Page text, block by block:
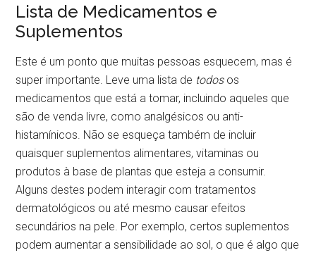
Lista de Medicamentos e
Suplementos
Este é um ponto que muitas pessoas esquecem, mas é
super importante. Leve uma lista de todosos
medicamentos que está a tomar, incluindo aqueles que
são de venda livre, como analgésicos ou anti-
histamínicos. Não se esqueça também de incluir
quaisquer suplementos alimentares, vitaminas ou
produtos à base de plantas que esteja a consumir.
Alguns destes podem interagir com tratamentos
dermatológicos ou até mesmo causar efeitos
secundários na pele. Por exemplo, certos suplementos
podem aumentar a sensibilidade ao sol, o que é algo que